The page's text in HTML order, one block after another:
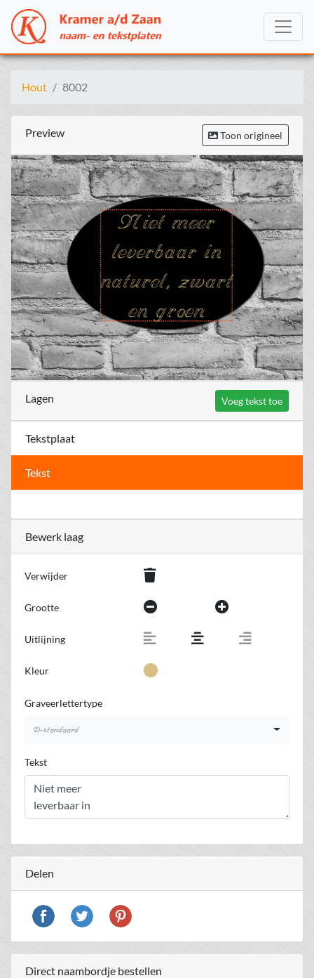
Hout 8002
Preview Toon origineel
Lagen Voeg tekst toe
Tekstplaat
Tekst
Bewerk laag
Verwijder
Grootte
Uitlijning
Kleur
Graveerlettertype
D-standaard
Tekst
Delen
Direct naambordje bestellen